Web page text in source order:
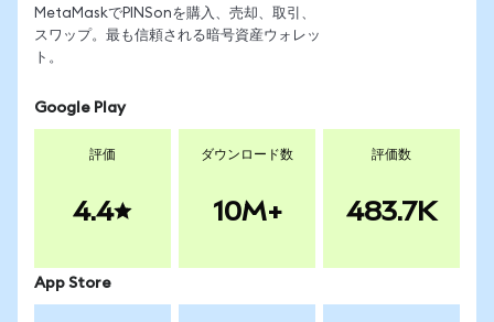
MetaMaskでPINSonを購入、売却、取引、
スワップ。最も信頼される暗号資産ウォレッ
ト。
Google Play
評価
4.4
ダウンロード数
10M+
評価数
483.7K
App Store